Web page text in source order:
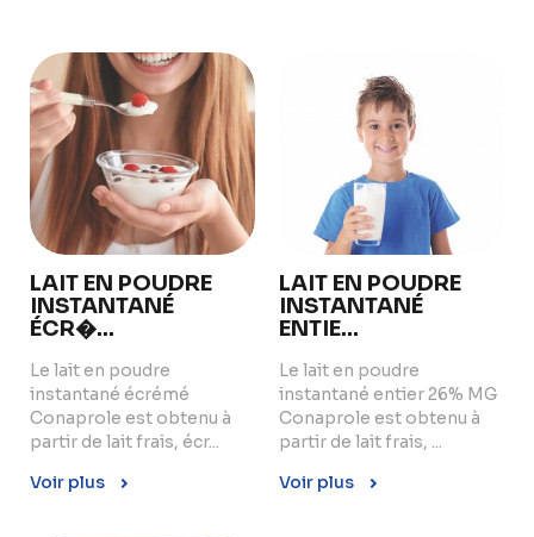
LAIT EN POUDRE
INSTANTANÉ
ÉCR�...
Le lait en poudre
instantané écrémé
Conaprole est obtenu à
partir de lait frais, écr...
Voir plus
LAIT EN POUDRE
INSTANTANÉ
ENTIE...
Le lait en poudre
instantané entier 26% MG
Conaprole est obtenu à
partir de lait frais, ...
Voir plus
Food Service
Nutricionals
Our Dairy Farmers
Catalogue
Our Dairy Farmers
Sustentability
Quality and Innovation
Contact
Copyright © 2024 Conaprole. All rights reserved